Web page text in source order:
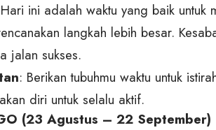
ini adalah waktu yang baik untuk
langkah lebih besar.
jalan sukses.
: Berikan tubuhmu waktu untuk
diri untuk selalu aktif.
(23 Agustus – 22 September)